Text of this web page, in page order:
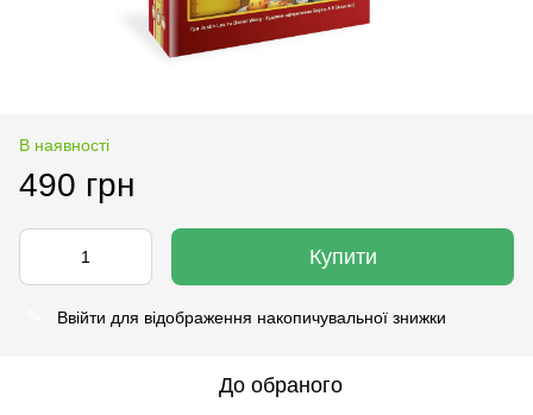
В наявності
490 грн
Купити
Ввійти для відображення накопичувальної знижки
До обраного